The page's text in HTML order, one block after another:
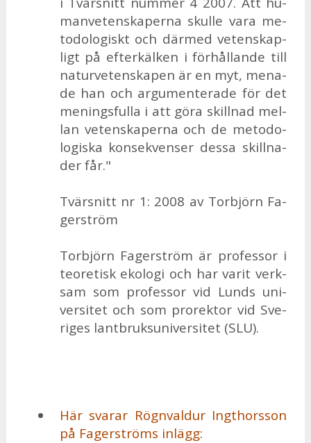
man­ve­ten­ska­per­na skul­le vara me­
to­do­lo­giskt och där­med ve­ten­skap­
ligt på ef­ter­käl­ken i för­hål­lan­de till
na­tur­ve­ten­ska­pen är en myt, me­na­
de han och ar­gu­men­te­ra­de för det
me­nings­ful­la i att göra skill­nad mel­
lan ve­ten­ska­per­na och de me­to­do­
lo­gis­ka kon­se­kven­ser des­sa skill­na­
der får."
Tvär­snitt nr 1: 2008 av Tor­björn Fa­
ger­ström
Tor­björn Fa­ger­ström är pro­fes­sor i
te­o­re­tisk eko­lo­gi och har va­rit verk­
sam som pro­fes­sor vid Lunds uni­
ver­si­tet och som pro­rek­tor vid Sve­
ri­ges lant­bruks­u­ni­ver­si­tet (SLU).
Här sva­rar Rögn­val­dur Ingt­hors­son
på Fa­ger­ströms in­lägg: